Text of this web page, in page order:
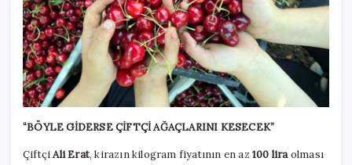
“BÖYLE GİDERSE ÇİFTÇİ AĞAÇLARINI KESECEK”
ÇiftçiAli Erat, kirazın kilogram fiyatının en az100 liraolması